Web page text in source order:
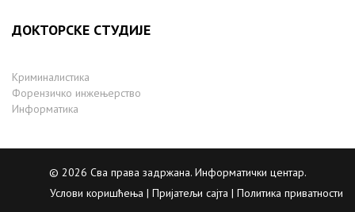
ДОКТОРСКЕ СТУДИЈЕ
Криминалистика
Форензичко инжењерство
Информатика
© 2026 Сва права задржана. Информатички центар.
Услови коришћења | Пријатељи сајта | Политика приватности